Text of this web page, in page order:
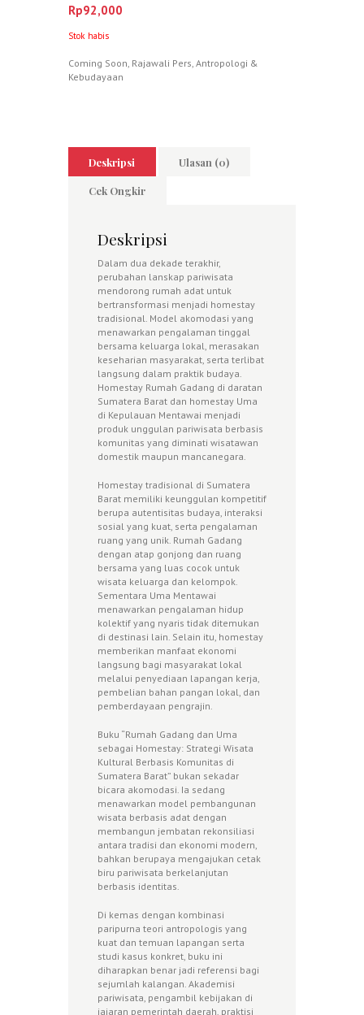
Rp92,000
Stok habis
Coming Soon, Rajawali Pers, Antropologi &
Kebudayaan
Deskripsi Ulasan (0)
Cek Ongkir
Deskripsi
Dalam dua dekade terakhir,
perubahan lanskap pariwisata
mendorong rumah adat untuk
bertransformasi menjadi homestay
tradisional. Model akomodasi yang
menawarkan pengalaman tinggal
bersama keluarga lokal, merasakan
keseharian masyarakat, serta terlibat
langsung dalam praktik budaya.
Homestay Rumah Gadang di daratan
Sumatera Barat dan homestay Uma
di Kepulauan Mentawai menjadi
produk unggulan pariwisata berbasis
komunitas yang diminati wisatawan
domestik maupun mancanegara.
Homestay tradisional di Sumatera
Barat memiliki keunggulan kompetitif
berupa autentisitas budaya, interaksi
sosial yang kuat, serta pengalaman
ruang yang unik. Rumah Gadang
dengan atap gonjong dan ruang
bersama yang luas cocok untuk
wisata keluarga dan kelompok.
Sementara Uma Mentawai
menawarkan pengalaman hidup
kolektif yang nyaris tidak ditemukan
di destinasi lain. Selain itu, homestay
memberikan manfaat ekonomi
langsung bagi masyarakat lokal
melalui penyediaan lapangan kerja,
pembelian bahan pangan lokal, dan
pemberdayaan pengrajin.
Buku “Rumah Gadang dan Uma
sebagai Homestay: Strategi Wisata
Kultural Berbasis Komunitas di
Sumatera Barat” bukan sekadar
bicara akomodasi. Ia sedang
menawarkan model pembangunan
wisata berbasis adat dengan
membangun jembatan rekonsiliasi
antara tradisi dan ekonomi modern,
bahkan berupaya mengajukan cetak
biru pariwisata berkelanjutan
berbasis identitas.
Di kemas dengan kombinasi
paripurna teori antropologis yang
kuat dan temuan lapangan serta
studi kasus konkret, buku ini
diharapkan benar jadi referensi bagi
sejumlah kalangan. Akademisi
pariwisata, pengambil kebijakan di
jajaran pemerintah daerah, praktisi